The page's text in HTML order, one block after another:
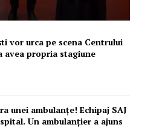
vor urca pe scena Centrului
avea propria stagiune
unei ambulanțe! Echipaj SAJ
Un ambulanțier a ajuns